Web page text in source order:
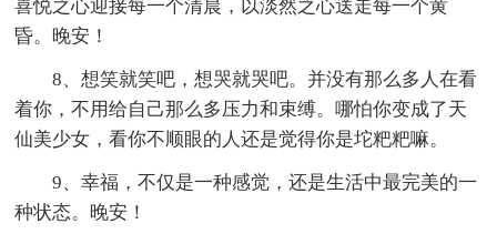
喜悦之心迎接每一个清晨，以淡然之心送走每一个黄
昏。晚安！
8、想笑就笑吧，想哭就哭吧。并没有那么多人在看
着你，不用给自己那么多压力和束缚。哪怕你变成了天
仙美少女，看你不顺眼的人还是觉得你是坨粑粑嘛。
9、幸福，不仅是一种感觉，还是生活中最完美的一
种状态。晚安！